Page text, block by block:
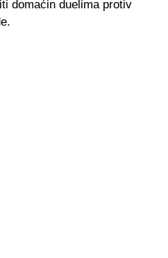
domaćin duelima protiv